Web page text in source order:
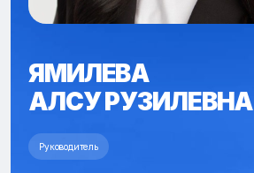
ЯМИЛЕВА
АЛСУ РУЗИЛЕВНА
Руководитель